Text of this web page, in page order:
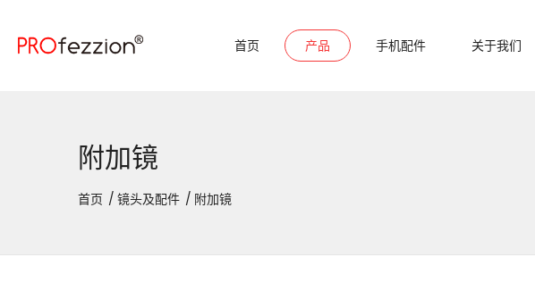
首页 产品 手机配件 关于我们
附加镜
首页 镜头及配件 附加镜